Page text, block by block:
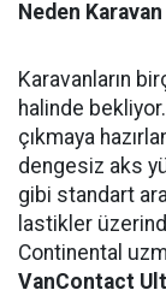
Neden
Karavanların
halinde
çıkmaya
dengesiz aks
gibi standart
lastikler
Continental
VanContact